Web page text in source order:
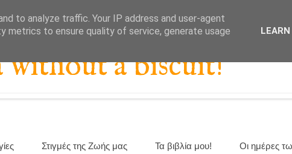
without a biscuit!
Στιγμές της Ζωής μας Τα βιβλία μου! Οι ημέρες
to analyze traffic. Your IP address and user-agent
metrics to ensure quality of service, generate usage